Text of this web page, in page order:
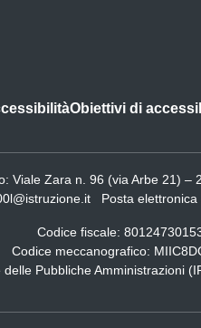
Obiettivi di
Viale Zara n. 96 (via Arbe 21) –
Posta
Codice fiscale:
Codice meccanografico:
Pubbliche Amministrazioni